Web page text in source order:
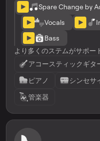
Spare Change by
Vocals
Bass
より多くのステムがサポー
アコースティックギタ
ピアノ
シンセサ
管楽器